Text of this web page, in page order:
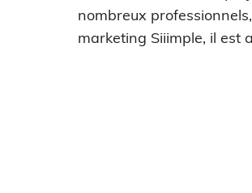
nombreux
marketing Siiimple, il est